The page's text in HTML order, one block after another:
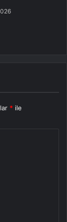
* ile